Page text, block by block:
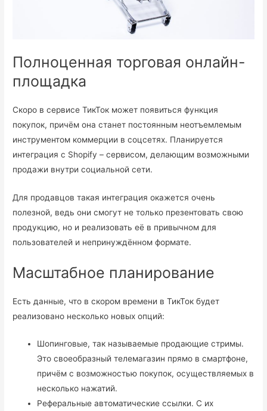
Полноценная торговая онлайн-
площадка
Скоро в сервисе ТикТок может появиться функция
покупок, причём она станет постоянным неотъемлемым
инструментом коммерции в соцсетях. Планируется
интеграция с Shopify – сервисом, делающим возможными
продажи внутри социальной сети.
Для продавцов такая интеграция окажется очень
полезной, ведь они смогут не только презентовать свою
продукцию, но и реализовать её в привычном для
пользователей и непринуждённом формате.
Масштабное планирование
Есть данные, что в скором времени в ТикТок будет
реализовано несколько новых опций:
Шопинговые, так называемые продающие стримы.
Это своеобразный телемагазин прямо в смартфоне,
причём с возможностью покупок, осуществляемых в
несколько нажатий.
Реферальные автоматические ссылки. С их